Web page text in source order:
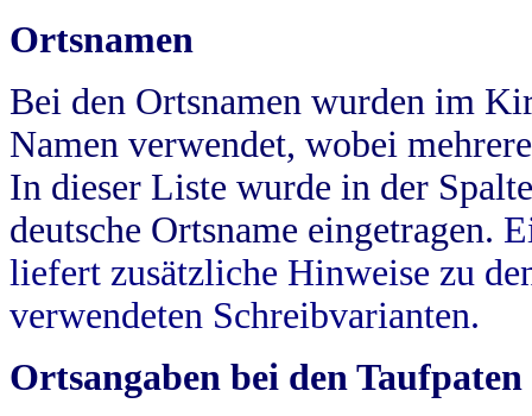
Ortsnamen
Bei den Ortsnamen wurden im
Namen verwendet, wobei
In dieser Liste wurde in der
deutsche Ortsname eingetragen.
liefert zusätzliche Hinweise zu
verwendeten Schreibvarianten.
Ortsangaben bei den Taufpaten